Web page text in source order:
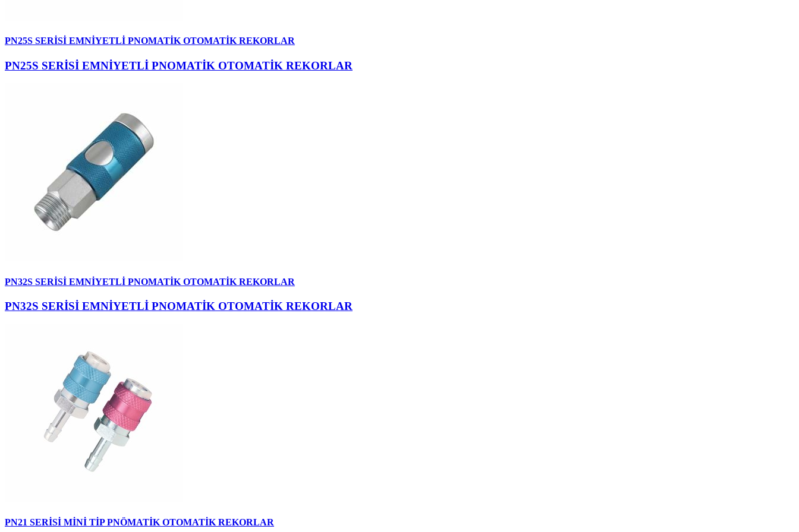
PN25S SERİSİ EMNİYETLİ PNOMATİK OTOMATİK REKORLAR
PN25S SERİSİ EMNİYETLİ PNOMATİK OTOMATİK REKORLAR
PN32S SERİSİ EMNİYETLİ PNOMATİK OTOMATİK REKORLAR
PN32S SERİSİ EMNİYETLİ PNOMATİK OTOMATİK REKORLAR
PN21 SERİSİ MİNİ TİP PNÖMATİK OTOMATİK REKORLAR